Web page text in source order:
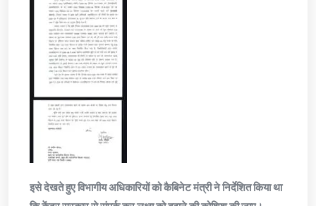
इसे देखते हुए विभागीय अधिकारियों को कैबिनेट मंत्री ने निर्देशित किया था